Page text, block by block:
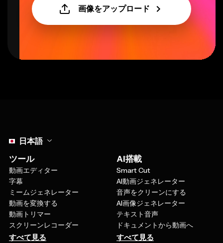
画像をアップロード
日本語
ツール
動画エディター
字幕
ミームジェネレーター
動画を変換する
動画トリマー
スクリーンレコーダー
すべて見る
AI搭載
Smart Cut
AI動画ジェネレーター
音声をクリーンにする
AI画像ジェネレーター
テキスト音声
ドキュメントから動画へ
すべて見る